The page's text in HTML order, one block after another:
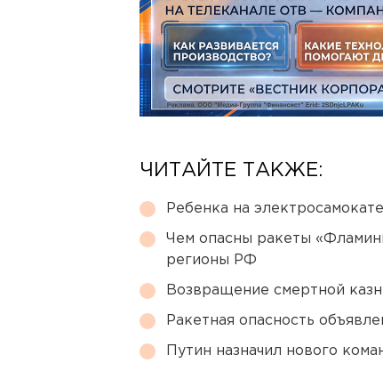
ЧИТАЙТЕ ТАКЖЕ:
Ребенка на
Чем опасны ракеты
регионы РФ
Возвращение смертной
Ракетная опасность
Путин назначил нового